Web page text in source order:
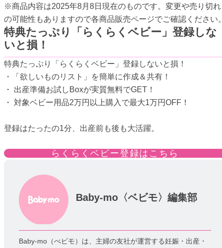
※商品内容は2025年8月8日現在のものです。変更や売り切れ
の可能性もありますので各商品販売ページでご確認ください
特典たっぷり「らくらくベビー」登録しな
いと損！
特典たっぷり「らくらくベビー」登録しないと損！
・「欲しいものリスト」を簡単に作成＆共有！
・ 出産準備お試しBoxが実質無料でGET！
・ 対象ベビー用品2万円以上購入で最大1万円OFF！
登録はたったの1分、出産前も後も大活躍。
らくらくベビー登録はこちら
Baby-mo〈ベビモ〉編集部
Baby-mo（べビモ）は、主婦の友社が運営する妊娠・出産・